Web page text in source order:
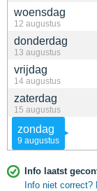
woensdag
12 augustus
donderdag
13 augustus
vrijdag
14 augustus
zaterdag
15 augustus
zondag
9 augustus
Info laatst
Info niet correct?